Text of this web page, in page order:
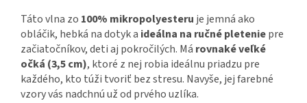
Táto vlna zo 100% mikropolyesteru je jemná ako
obláčik, hebká na dotyk a ideálna na ručné pleteniepre
začiatočníkov, deti aj pokročilých. Má rovnaké veľké
očká (3,5 cm), ktoré z nej robia ideálnu priadzu pre
každého, kto túži tvoriť bez stresu. Navyše, jej farebné
vzory vás nadchnú už od prvého uzlíka.